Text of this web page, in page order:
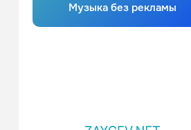
Музыка без рекламы